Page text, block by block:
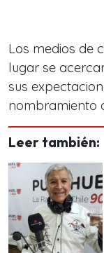
Los medios de
lugar se
sus
nombramiento
Leer también: